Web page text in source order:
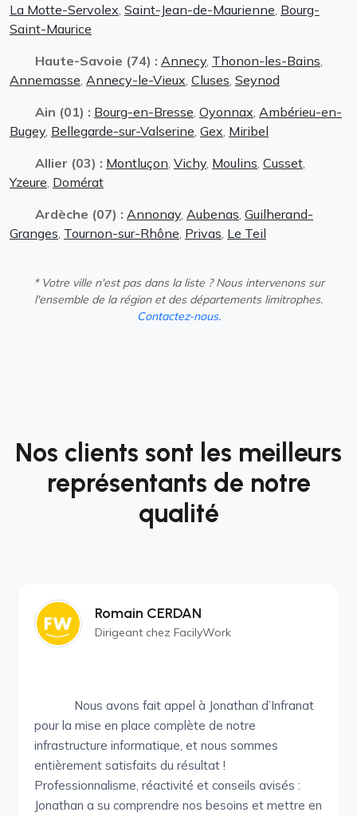
La Motte-Servolex Saint-Jean-de-Maurienne Bourg-
Saint-Maurice
Haute-Savoie (74) : Annecy Thonon-les-Bains
Annemasse Annecy-le-Vieux Cluses Seynod
Ain (01) : Bourg-en-Bresse Oyonnax Ambérieu-en-
Bugey Bellegarde-sur-Valserine Gex Miribel
Allier (03) : Montluçon Vichy Moulins Cusset
Yzeure Domérat
Ardèche (07) : Annonay Aubenas Guilherand-
Granges Tournon-sur-Rhône Privas Le Teil
* Votre ville n'est pas dans la liste ? Nous intervenons sur
l'ensemble de la région et des départements limitrophes.
Contactez-nous.
Nos clients sont les meilleurs
représentants de notre
qualité
Romain CERDAN
Dirigeant chez FacilyWork
Nous avons fait appel à Jonathan d’Infranat
pour la mise en place complète de notre
infrastructure informatique, et nous sommes
entièrement satisfaits du résultat !
Professionnalisme, réactivité et conseils avisés :
Jonathan a su comprendre nos besoins et mettre en